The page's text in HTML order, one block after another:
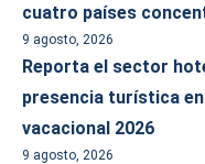
cuatro países
9 agosto, 2026
Reporta el sector
presencia turística
vacacional 2026
9 agosto, 2026